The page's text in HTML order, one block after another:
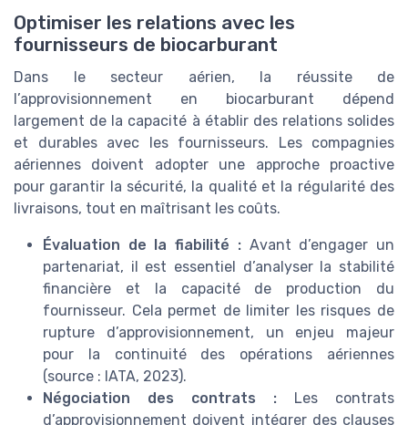
Optimiser les relations avec les
fournisseurs de biocarburant
Dans le secteur aérien, la réussite de
l’approvisionnement en biocarburant dépend
largement de la capacité à établir des relations solides
et durables avec les fournisseurs. Les compagnies
aériennes doivent adopter une approche proactive
pour garantir la sécurité, la qualité et la régularité des
livraisons, tout en maîtrisant les coûts.
Évaluation de la fiabilité :Avant d’engager un
partenariat, il est essentiel d’analyser la stabilité
financière et la capacité de production du
fournisseur. Cela permet de limiter les risques de
rupture d’approvisionnement, un enjeu majeur
pour la continuité des opérations aériennes
(source : IATA, 2023).
Négociation des contrats : Les contrats
d’approvisionnement doivent intégrer des clauses